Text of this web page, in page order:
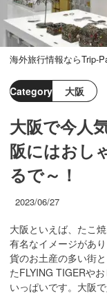
海外旅行情報ならTrip-
Category 大阪
大阪で今人
阪にはおし
るで～！
2023/06/27
大阪といえば、たこ
有名なイメージがあ
貨のお土産の多い街
たFLYING TIGERや
いっぱいです。大阪